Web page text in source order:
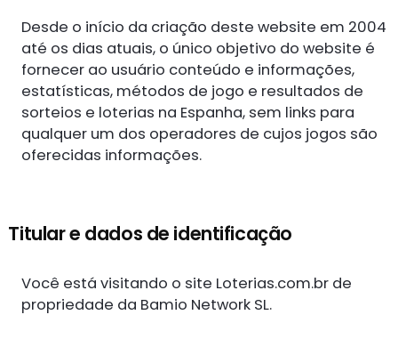
Desde o início da criação deste website em 2004
até os dias atuais, o único objetivo do website é
fornecer ao usuário conteúdo e informações,
estatísticas, métodos de jogo e resultados de
sorteios e loterias na Espanha, sem links para
qualquer um dos operadores de cujos jogos são
oferecidas informações.
Titular e dados de identificação
Você está visitando o site Loterias.com.br de
propriedade da Bamio Network SL.